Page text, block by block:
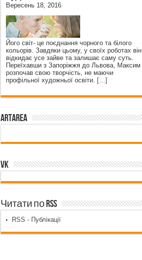
Вересень 18, 2016
Його світ- це поєднання чорного та білого
кольорів. Завдяки цьому, у своїх роботах він
відкидає усе зайве та залишає саму суть.
Переїхавши з Запоріжжя до Львова, Максим
розпочав свою творчість, не маючи
профільної художньої освіти. […]
ArtArea
VK
Читати по RSS
RSS - Публікації